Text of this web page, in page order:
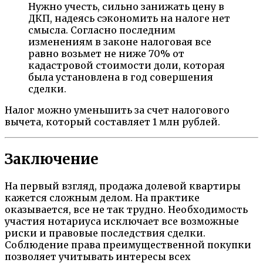
Нужно учесть, сильно занижать цену в
ДКП, надеясь сэкономить на налоге нет
смысла. Согласно последним
изменениям в законе налоговая все
равно возьмет не ниже 70% от
кадастровой стоимости доли, которая
была установлена в год совершения
сделки.
Налог можно уменьшить за счет налогового
вычета, который составляет 1 млн рублей.
Заключение
На первый взгляд, продажа долевой квартиры
кажется сложным делом. На практике
оказывается, все не так трудно. Необходимость
участия нотариуса исключает все возможные
риски и правовые последствия сделки.
Соблюдение права преимущественной покупки
позволяет учитывать интересы всех